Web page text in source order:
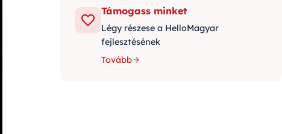
Támogass minket
Légy részese a HelloMagyar
fejlesztésének
Tovább